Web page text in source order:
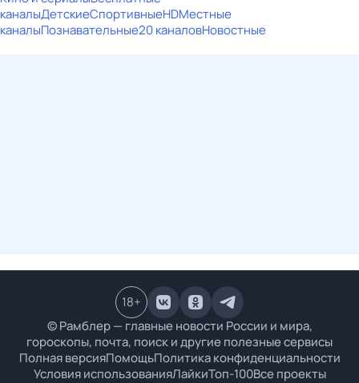
каналыДетскиеСпортивныеHDМестные
каналыПознавательные20 каналовНовостные
© Рамблер — главные новости России и мира,
гороскопы, почта, поиск и другие полезные сервисы
Полная версияПомощьПолитика конфиденциальности
Условия использованияЛайкиТоп-100Все проекты
18+